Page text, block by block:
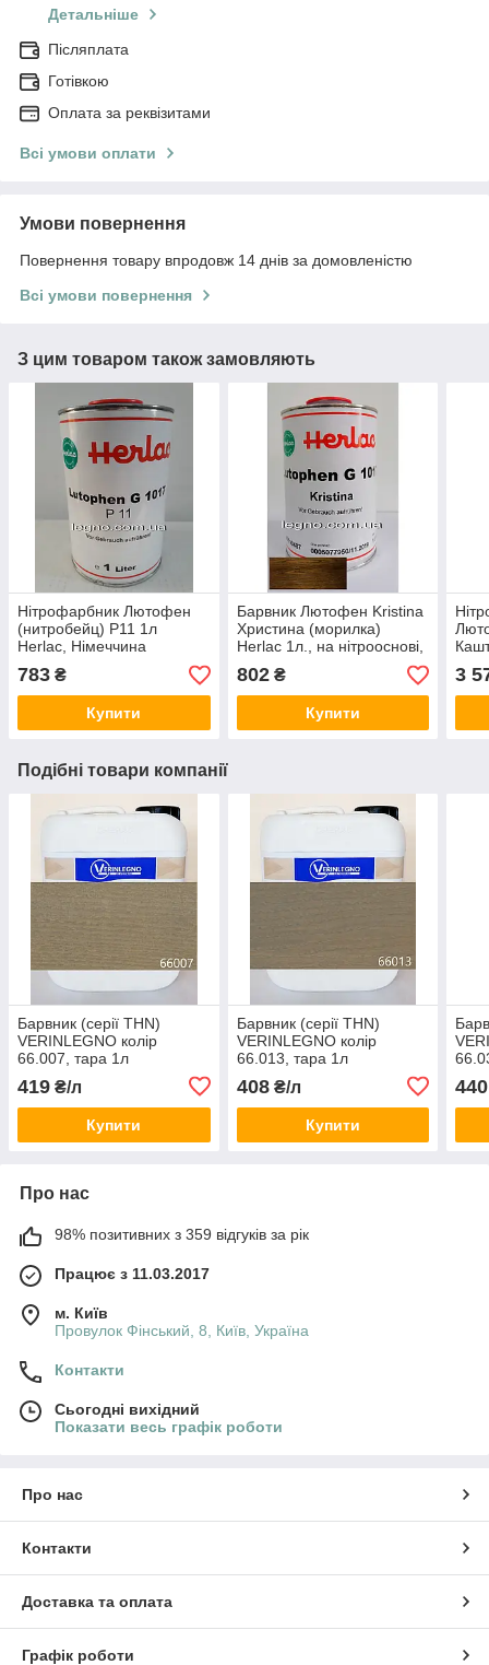
Детальніше
Післяплата
Готівкою
Оплата за реквізитами
Всі умови оплати
Умови повернення
Повернення товару впродовж 14 днів за домовленістю
Всі умови повернення
З цим товаром також замовляють
Нітрофарбник Лютофен
(нитробейц) Р11 1л
Herlac, Німеччина
783 ₴
Купити
Барвник Лютофен Kristina
Христина (морилка)
Herlac 1л., на нітрооснові,
для дерева
802₴
Купити
3
Подібні товари компанії
Барвник (серії THN)
VERINLEGNO колір
66.007, тара 1л
419 ₴/л
Купити
Барвник (серії THN)
VERINLEGNO колір
66.013, тара 1л
408₴/л
Купити
440
Про нас
98% позитивних з 359 відгуків за рік
Працює з 11.03.2017
м. Київ
Провулок Фінський, 8, Київ, Україна
Контакти
Сьогодні вихідний
Показати весь графік роботи
Про нас
Контакти
Доставка та оплата
Графік роботи